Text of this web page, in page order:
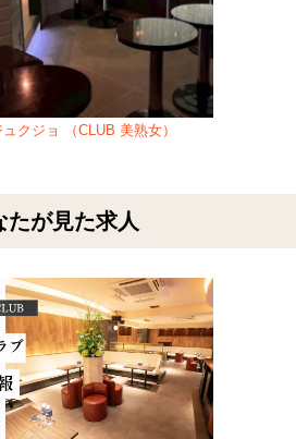
クジョ （CLUB 美熟女）
たが見た求人